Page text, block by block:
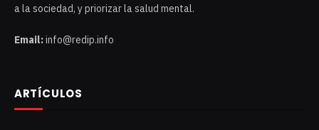
a la sociedad, y priorizar la salud mental.
Email:info@redip.info
ARTÍCULOS